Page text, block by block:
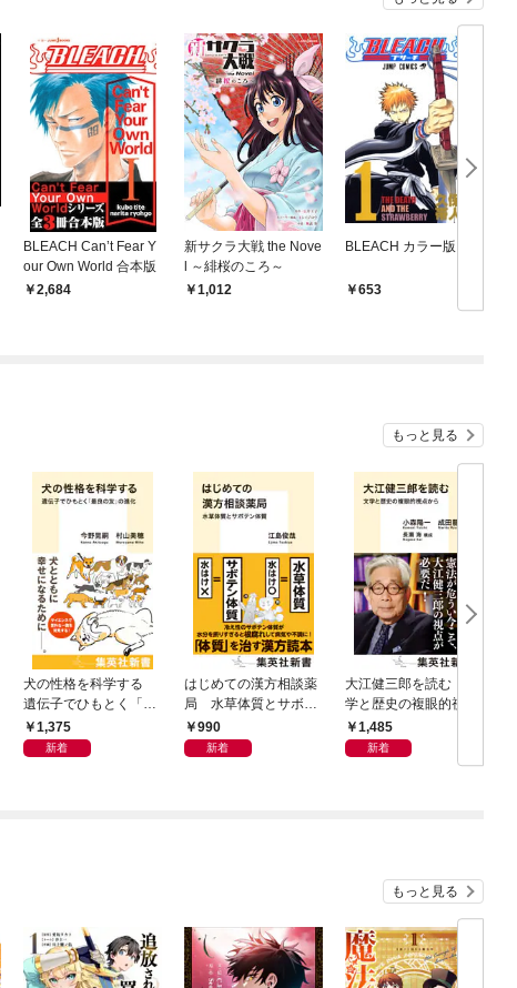
BLEACH Can’t Fear Y
our Own World 合本版
2,684
新サクラ大戦 the Nove
l ～緋桜のころ～
1,012
BLEACH カラー版 1
653
もっと見る
犬の性格を科学する
遺伝子でひもとく「最
良の友」の進化
1,375
新着
はじめての漢方相談薬
局 水草体質とサボテ
ン体質
990
新着
大江健三郎を読む 文
学と歴史の複眼的視点
から1,485
新着
もっと見る